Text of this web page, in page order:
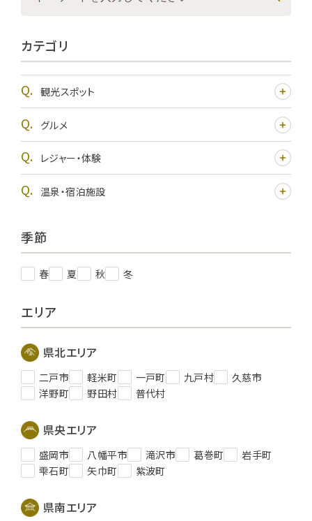
カテゴリ
観光スポット
グルメ
レジャー・体験
温泉・宿泊施設
季節
春 夏 秋 冬
エリア
県北エリア
二戸市 軽米町 一戸町 九戸村
久慈市
洋野町
野田村 普代村
県央エリア
盛岡市 八幡平市 滝沢市 葛巻町
岩手町
雫石町
矢巾町 紫波町
県南エリア